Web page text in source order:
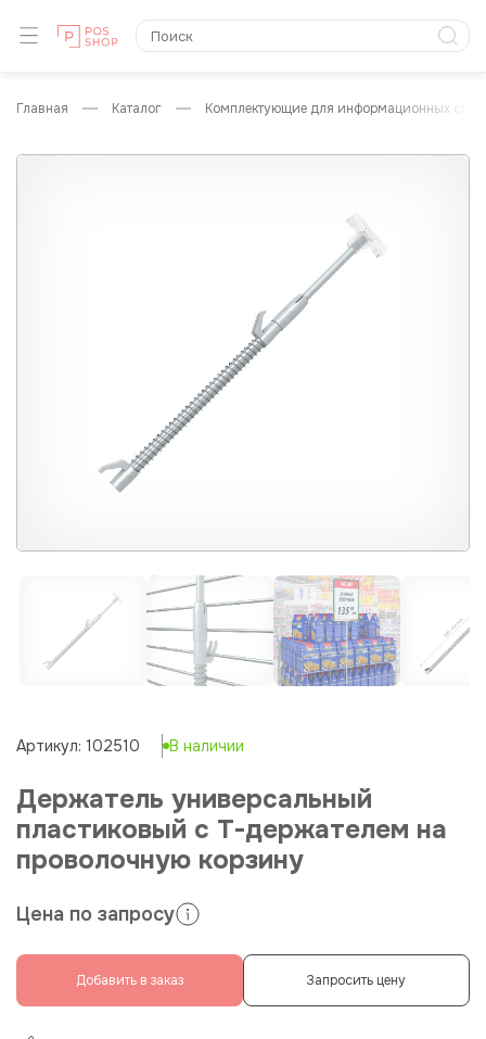
главная каталог комплектующие для информационных стоек
Артикул: 102510 В наличии
Держатель универсальный
пластиковый с Т-держателем на
проволочную корзину
Цена по запросу
Добавить в заказ Запросить цену